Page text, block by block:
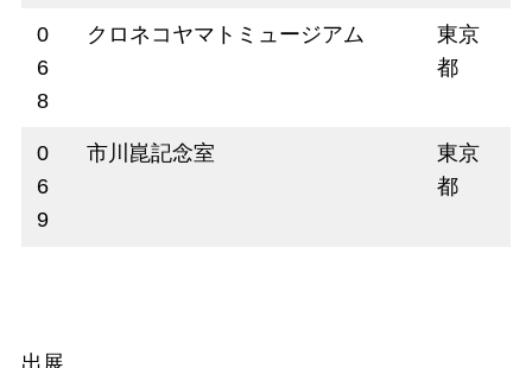
0
6
8
クロネコヤマトミュージアム
東京
都
0
6
9
市川崑記念室
東京
都
出展